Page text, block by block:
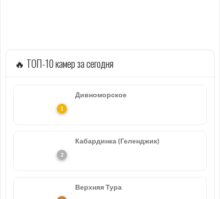
🔥 ТОП-10 камер за сегодня
Дивноморское
Кабардинка (Геленджик)
Верхняя Тура